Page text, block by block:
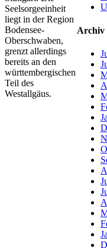
Archiv
Seelsorgeeinheit
liegt in der Region
Bodensee-
Oberschwaben,
grenzt allerdings
bereits an den
württembergischen
Teil des
Westallgäus.